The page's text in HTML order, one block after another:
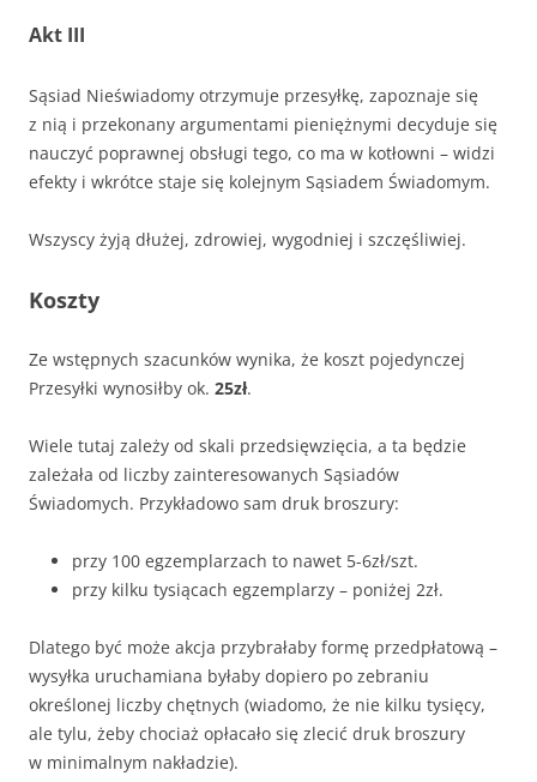
Akt III
Sąsiad Nieświadomy otrzymuje przesyłkę, zapoznaje się
z nią i przekonany argumentami pieniężnymi decyduje się
nauczyć poprawnej obsługi tego, co ma w kotłowni – widzi
efekty i wkrótce staje się kolejnym Sąsiadem Świadomym.
Wszyscy żyją dłużej, zdrowiej, wygodniej i szczęśliwiej.
Koszty
Ze wstępnych szacunków wynika, że koszt pojedynczej
Przesyłki wynosiłby ok. 25zł.
Wiele tutaj zależy od skali przedsięwzięcia, a ta będzie
zależała od liczby zainteresowanych Sąsiadów
Świadomych. Przykładowo sam druk broszury:
przy 100 egzemplarzach to nawet 5-6zł/szt.
przy kilku tysiącach egzemplarzy – poniżej 2zł.
Dlatego być może akcja przybrałaby formę przedpłatową –
wysyłka uruchamiana byłaby dopiero po zebraniu
określonej liczby chętnych (wiadomo, że nie kilku tysięcy,
ale tylu, żeby chociaż opłacało się zlecić druk broszury
w minimalnym nakładzie).